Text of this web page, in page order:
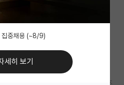
시판
대해 현직에 계신 선배님들의 현실적인 조
중채용 (~8/9)
세히 보기